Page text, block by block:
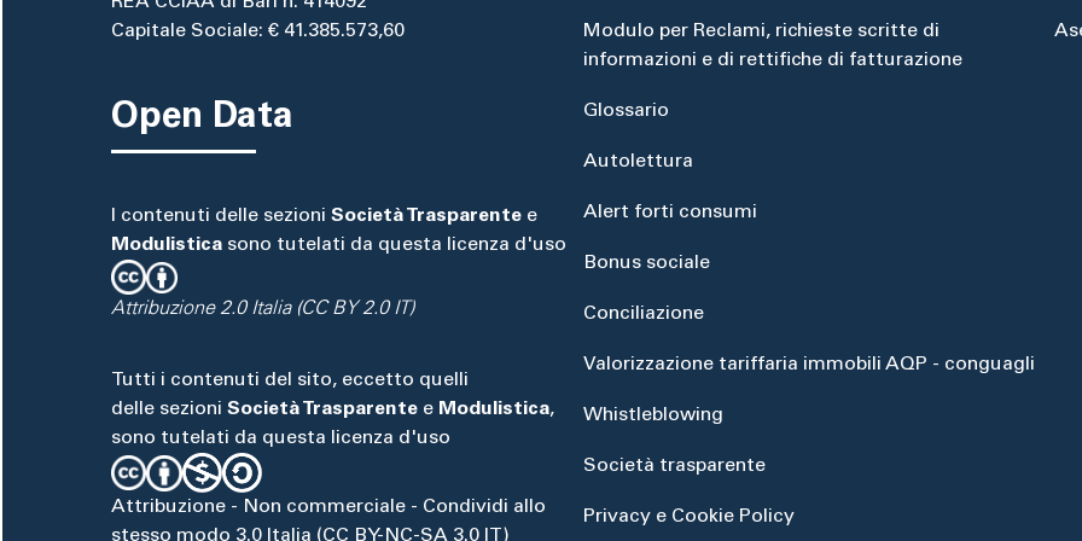
Capitale Sociale: € 41.385.573,60
Open Data
I contenuti delle sezioni Società Trasparente e
Modulistica sono tutelati da questa licenza d'uso
Attribuzione 2.0 Italia (CC BY 2.0 IT)
Tutti i contenuti del sito, eccetto quelli
delle sezioni Società Trasparente e Modulistica,
sono tutelati da questa licenza d'uso
Attribuzione - Non commerciale - Condividi allo
stesso modo 3.0 Italia (CC BY-NC-SA 3.0 IT)
Modulo per Reclami, richieste scritte di
informazioni e di rettifiche di fatturazione
Glossario
Autolettura
Alert forti consumi
Bonus sociale
Conciliazione
Valorizzazione tariffaria immobili AQP - conguagli
Whistleblowing
Società trasparente
Privacy e Cookie Policy